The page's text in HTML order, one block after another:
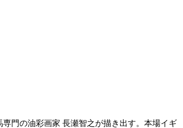
門の油彩画家 長瀬智之が描き出す。本場イギ